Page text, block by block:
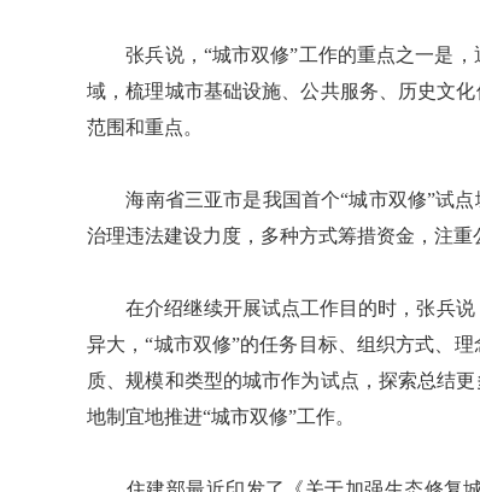
张兵说，“城市双修”工作的重点之一是，
域，梳理城市基础设施、公共服务、历史文
范围和重点。
海南省三亚市是我国首个“城市双修”试点
治理违法建设力度，多种方式筹措资金，注重
在介绍继续开展试点工作目的时，张兵说
异大，“城市双修”的任务目标、组织方式、
质、规模和类型的城市作为试点，探索总结
地制宜地推进“城市双修”工作。